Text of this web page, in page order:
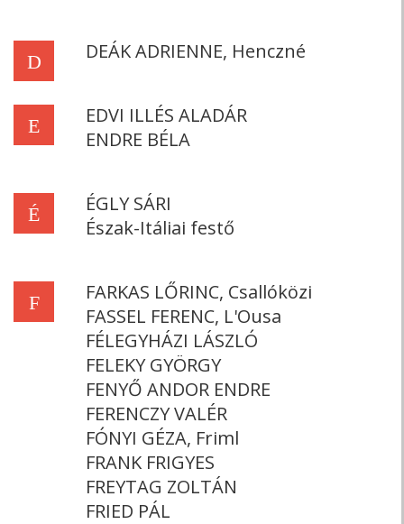
D DEÁK ADRIENNE, Henczné
E
EDVI ILLÉS ALADÁR
ENDRE BÉLA
É
ÉGLY SÁRI
Észak-Itáliai festő
F
FARKAS LŐRINC, Csallóközi
FASSEL FERENC, L'Ousa
FÉLEGYHÁZI LÁSZLÓ
FELEKY GYÖRGY
FENYŐ ANDOR ENDRE
FERENCZY VALÉR
FÓNYI GÉZA, Friml
FRANK FRIGYES
FREYTAG ZOLTÁN
FRIED PÁL